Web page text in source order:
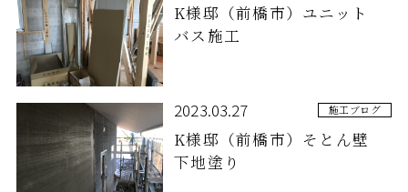
K様邸（前橋市）ユニット
バス施工
2023.03.27
K様邸（前橋市）そとん壁
下地塗り
施工ブログ